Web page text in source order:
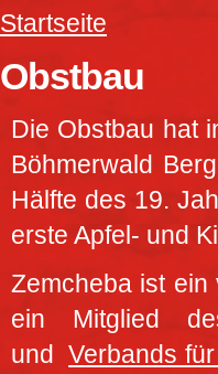
Startseite
Obstbau
Die Obstbau hat
Böhmerwald
Hälfte des 19.
erste Apfel- und
Zemcheba ist
ein Mitglied
undVerbands